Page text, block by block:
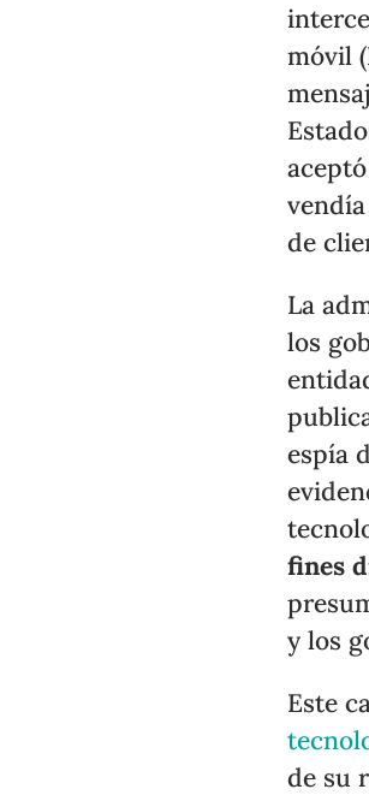
móvil
de
La
los
espía
fines
y los
Este
de su